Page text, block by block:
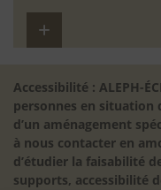
Accessibilité : ALEPH-
personnes en situation
d’un aménagement
à nous contacter en
d’étudier la faisabilité
supports, accessibilité